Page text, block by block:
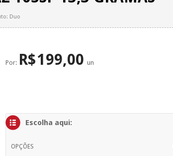
Duo
Por: R$199,00 un
Escolha aqui:
OPÇÕES